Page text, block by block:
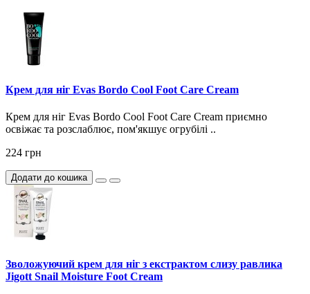
Крем для ніг Evas Bordo Cool Foot Care Cream
Крем для ніг Evas Bordo Cool Foot Care Cream приємно
освіжає та розслаблює, пом'якшує огрубілі ..
224 грн
Додати до кошика
Зволожуючий крем для ніг з екстрактом слизу равлика
Jigott Snail Moisture Foot Cream